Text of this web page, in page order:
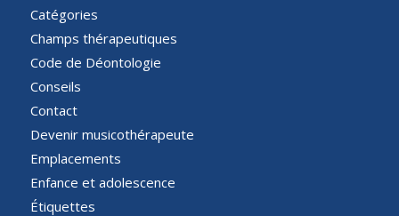
Catégories
Champs thérapeutiques
Code de Déontologie
Conseils
Contact
Devenir musicothérapeute
Emplacements
Enfance et adolescence
Étiquettes